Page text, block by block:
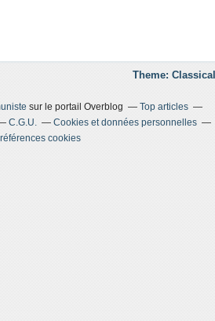
Theme:
sur le portail Overblog
Top articles
C.G.U.
Cookies et données personnelles
cookies